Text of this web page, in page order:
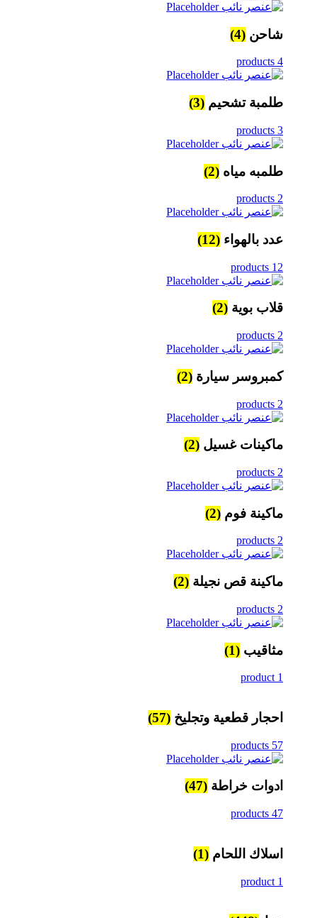
شاحن (4)
4 products
طلمبة تشحيم (3)
3 products
طلمبه مياه (2)
2 products
عدد بالهواء (12)
12 products
قلاب بوية (2)
2 products
كمبروسر سيارة (2)
2 products
ماكينات غسيل (2)
2 products
ماكينة فوم (2)
2 products
ماكينة قص نجيلة (2)
2 products
مثاقيب (1)
1 product
احجار قطعية وتجليخ (57)
57 products
ادوات خراطة (47)
47 products
اسلاك اللحام (1)
1 product